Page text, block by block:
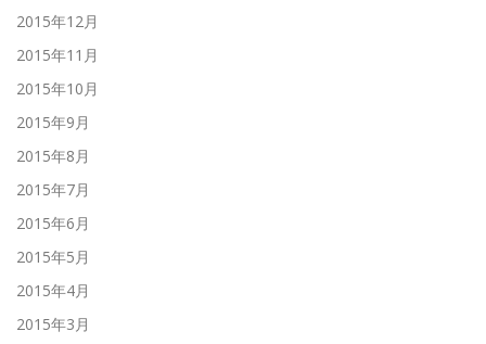
2015年12月
2015年11月
2015年10月
2015年9月
2015年8月
2015年7月
2015年6月
2015年5月
2015年4月
2015年3月